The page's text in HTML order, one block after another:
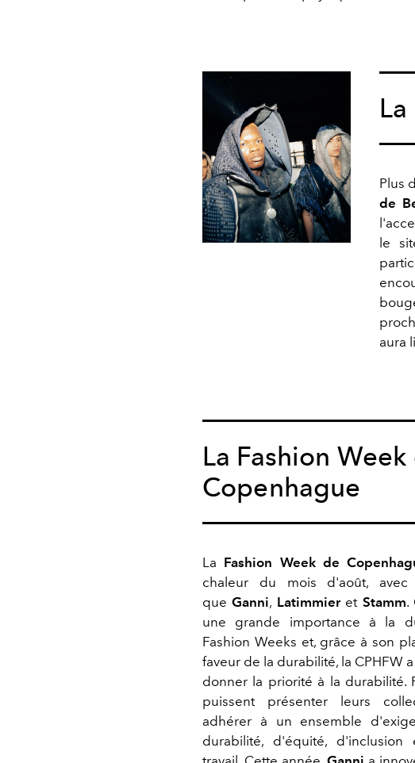
Plus
de
le
aura
La Fashion Week
Copenhague
La Fashion Week de
chaleur du mois d'août,
que Ganni, Latimmier et Stamm.
une grande importance à la
Fashion Weeks et, grâce à son
faveur de la durabilité, la CPHFW
donner la priorité à la durabilité.
puissent présenter leurs
adhérer à un ensemble
durabilité, d'équité,